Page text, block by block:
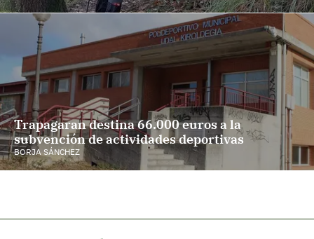
Trapagaran destina 66.000 euros a la
subvención de actividades deportivas
BORJA SÁNCHEZ